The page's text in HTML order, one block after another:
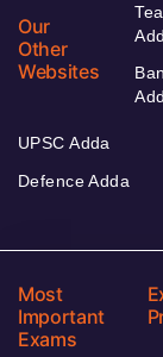
Our
Other
Websites
UPSC Adda
Defence Adda
Most
Important
Exams